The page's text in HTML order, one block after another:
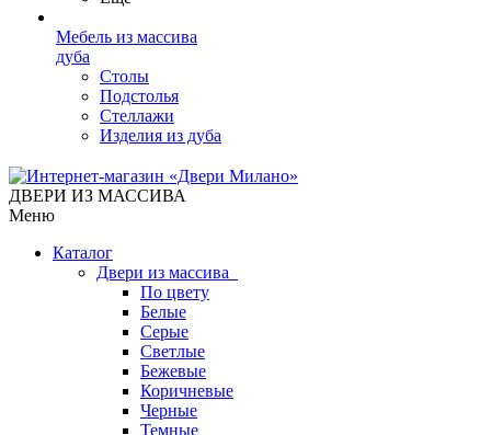
Мебель из массива
дуба
Столы
Подстолья
Стеллажи
Изделия из дуба
ДВЕРИ ИЗ МАССИВА
Меню
Каталог
Двери из массива
По цвету
Белые
Серые
Светлые
Бежевые
Коричневые
Черные
Темные